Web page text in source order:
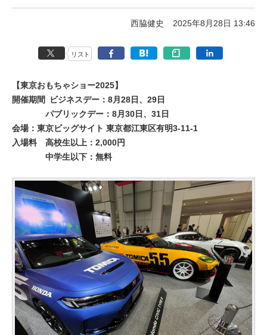
西脇健史 2025年8月28日 13:46
リスト
【東京おもちゃショー2025】
開催期間
ビジネスデー：8月28日、29日
パブリックデー：8月30日、31日
会場：東京ビッグサイト 東京都江東区有明3-11-1
入場料
高校生以上：2,000円
中学生以下：無料